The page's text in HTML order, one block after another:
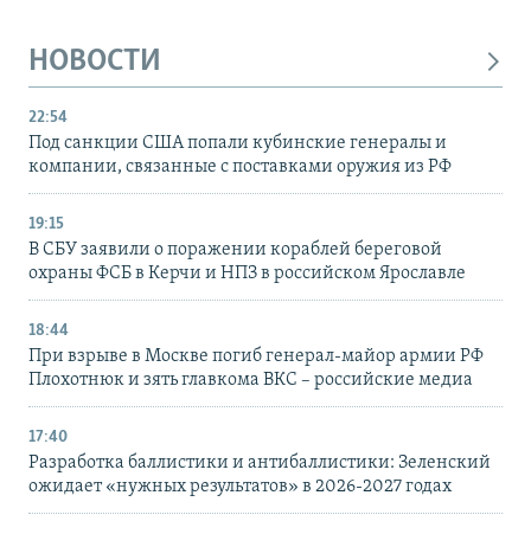
НОВОСТИ
22:54
Под санкции США попали кубинские генералы и
компании, связанные с поставками оружия из РФ
19:15
В СБУ заявили о поражении кораблей береговой
охраны ФСБ в Керчи и НПЗ в российском Ярославле
18:44
При взрыве в Москве погиб генерал-майор армии РФ
Плохотнюк и зять главкома ВКС – российские медиа
17:40
Разработка баллистики и антибаллистики: Зеленский
ожидает «нужных результатов» в 2026-2027 годах